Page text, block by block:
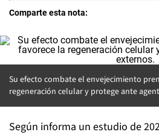
Comparte esta nota:
Su efecto combate el envejecimiento
regeneración celular y protege ante
Según informa un estudio de